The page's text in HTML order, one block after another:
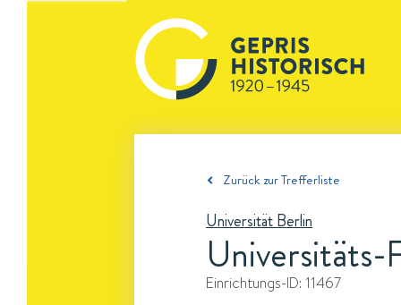
Zurück zur Trefferliste
Universität Berlin
Universitäts-
Einrichtungs-ID: 11467